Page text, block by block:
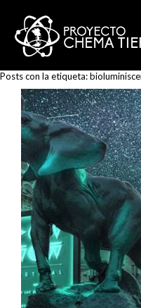
Posts con la etiqueta: